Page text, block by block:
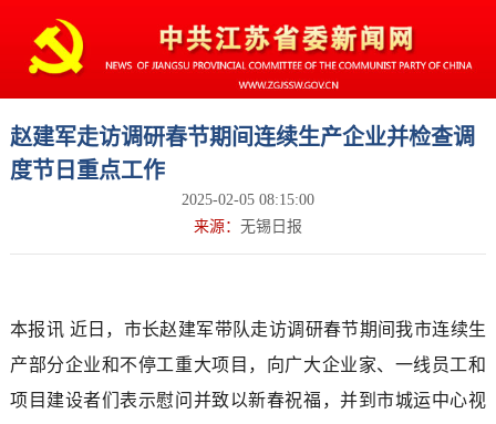
赵建军走访调研春节期间连续生产企业并检查调
度节日重点工作
2025-02-05 08:15:00
来源： 无锡日报
本报讯 近日，市长赵建军带队走访调研春节期间我市连续生
产部分企业和不停工重大项目，向广大企业家、一线员工和
项目建设者们表示慰问并致以新春祝福，并到市城运中心视